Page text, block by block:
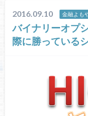
2016.09.10 金融よも
バイナリーオプ
際に勝っている